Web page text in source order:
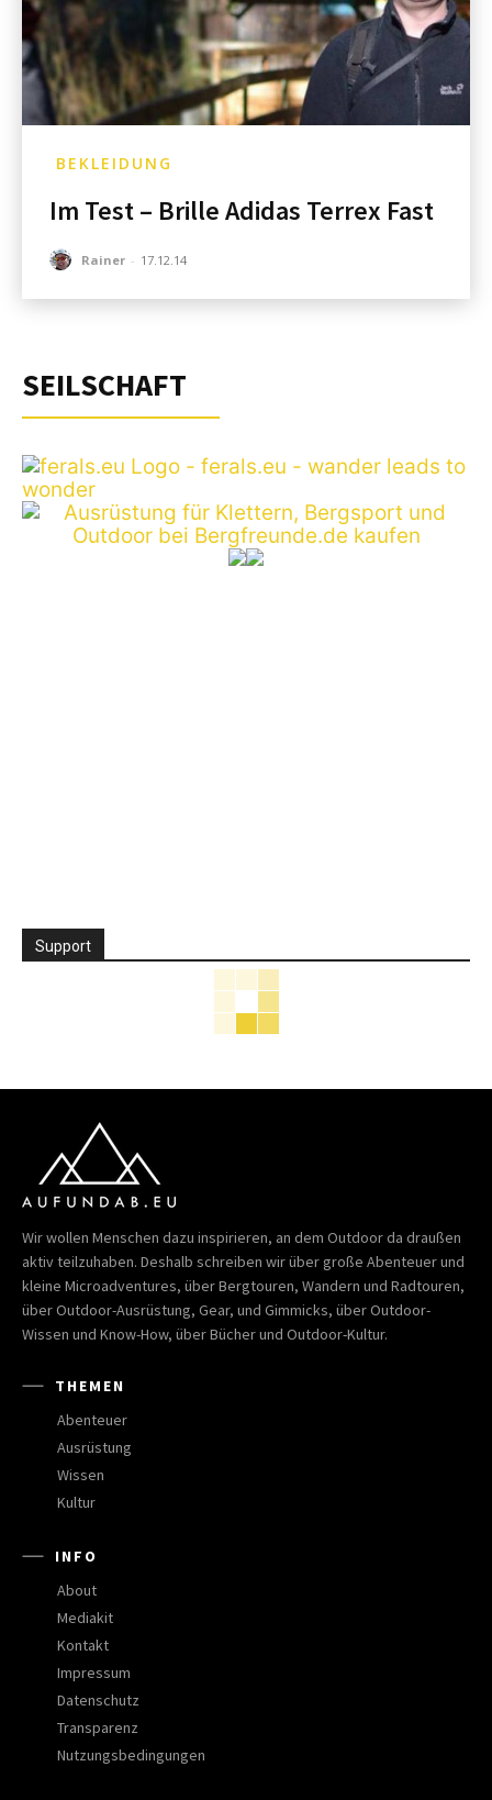
BEKLEIDUNG
Im Test – Brille Adidas Terrex Fast
Rainer - 17.12.14
SEILSCHAFT
Support
Wir wollen Menschen dazu inspirieren, an dem Outdoor da draußen
aktiv teilzuhaben. Deshalb schreiben wir über große Abenteuer und
kleine Microadventures, über Bergtouren, Wandern und Radtouren,
über Outdoor-Ausrüstung, Gear, und Gimmicks, über Outdoor-
Wissen und Know-How, über Bücher und Outdoor-Kultur.
THEMEN
Abenteuer
Ausrüstung
Wissen
Kultur
INFO
About
Mediakit
Kontakt
Impressum
Datenschutz
Transparenz
Nutzungsbedingungen